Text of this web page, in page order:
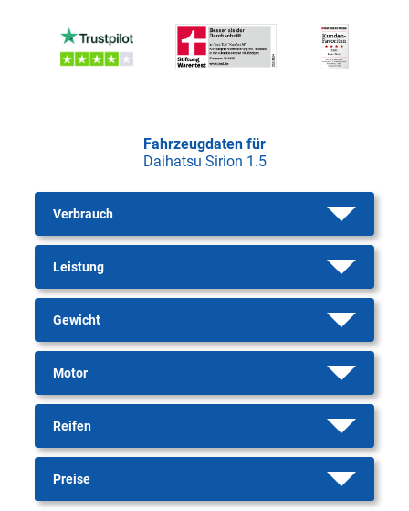
Fahrzeugdaten für
Daihatsu Sirion 1.5
Verbrauch
Leistung
Gewicht
Motor
Reifen
Preise